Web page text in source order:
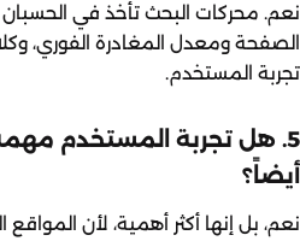
نعم. محركات البحث تأخذ في
الصفحة ومعدل المغادرة الفوري،
تجربة المستخدم.
5. هل تجربة المستخدم
أيضاً؟
نعم، بل إنها أكثر أهمية، لأن